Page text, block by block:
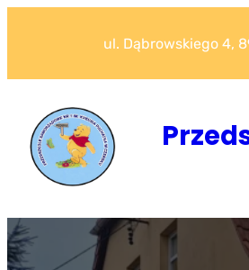
ul. Dąbrowskiego 4,